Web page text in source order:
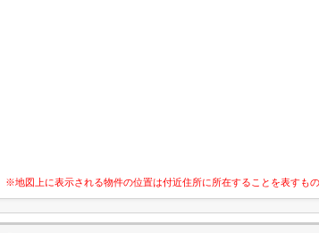
※地図上に表示される物件の位置は付近住所に所在することを表すも